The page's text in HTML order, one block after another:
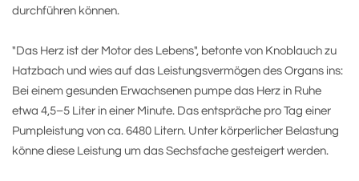
durchführen können.
"Das Herz ist der Motor des Lebens", betonte von Knoblauch zu
Hatzbach und wies auf das Leistungsvermögen des Organs ins:
Bei einem gesunden Erwachsenen pumpe das Herz in Ruhe
etwa 4,5–5 Liter in einer Minute. Das entspräche pro Tag einer
Pumpleistung von ca. 6480 Litern. Unter körperlicher Belastung
könne diese Leistung um das Sechsfache gesteigert werden.